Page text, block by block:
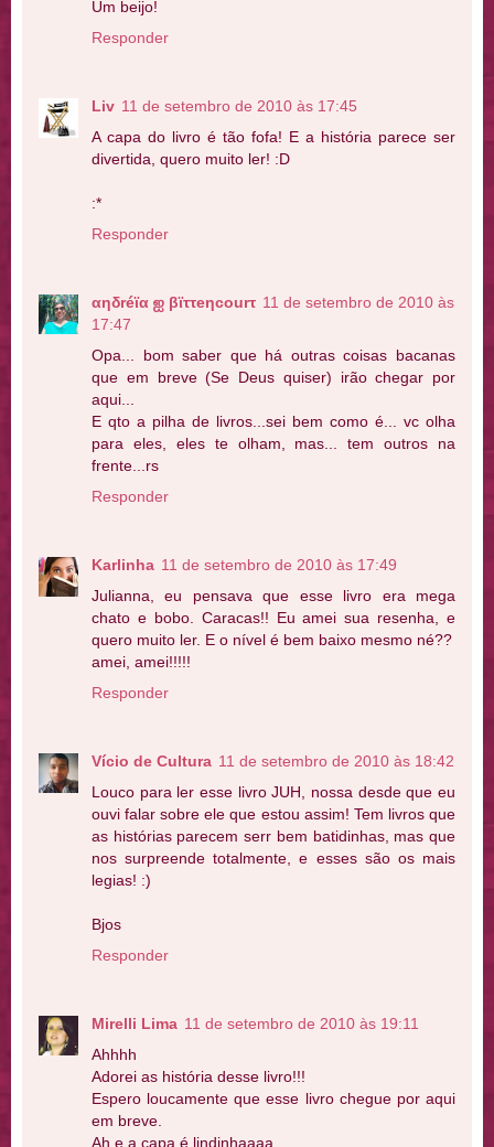
Um beijo!
Responder
Liv 11 de setembro de 2010 às 17:45
A capa do livro é tão fofa! E a história parece ser
divertida, quero muito ler! :D
:*
Responder
αηδréϊα ஐ βϊττeηcourτ 11 de setembro de 2010 às
17:47
Opa... bom saber que há outras coisas bacanas
que em breve (Se Deus quiser) irão chegar por
aqui...
E qto a pilha de livros...sei bem como é... vc olha
para eles, eles te olham, mas... tem outros na
frente...rs
Responder
Karlinha 11 de setembro de 2010 às 17:49
Julianna, eu pensava que esse livro era mega
chato e bobo. Caracas!! Eu amei sua resenha, e
quero muito ler. E o nível é bem baixo mesmo né??
amei, amei!!!!!
Responder
Vício de Cultura 11 de setembro de 2010 às 18:42
Louco para ler esse livro JUH, nossa desde que eu
ouvi falar sobre ele que estou assim! Tem livros que
as histórias parecem serr bem batidinhas, mas que
nos surpreende totalmente, e esses são os mais
legias! :)
Bjos
Responder
Mirelli Lima 11 de setembro de 2010 às 19:11
Ahhhh
Adorei as história desse livro!!!
Espero loucamente que esse livro chegue por aqui
em breve.
Ah e a capa é lindinhaaaa